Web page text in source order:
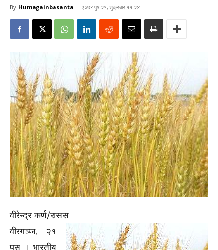
By Humagainbasanta - २०७४ पुष २१, शुक्रबार ११:२४
वीरेन्द्र कर्ण/रासस
वीरगञ्ज, २१
पुस । भारतीय